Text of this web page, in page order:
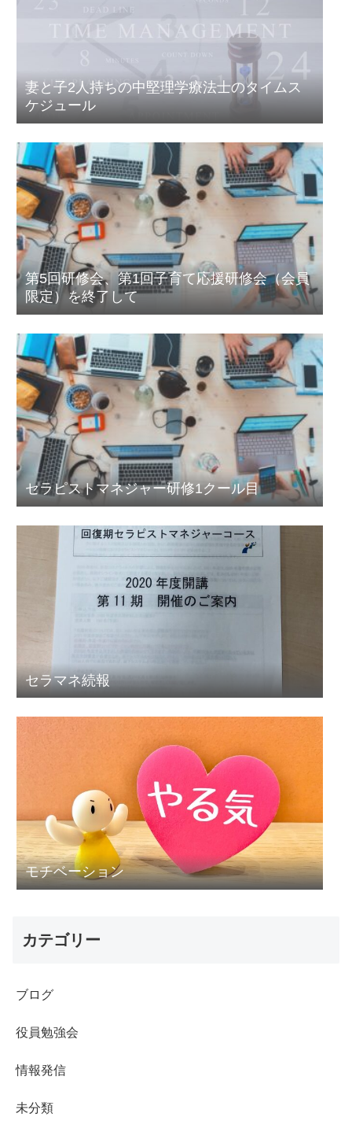
妻と子2人持ちの中堅理学療法士のタイムス
ケジュール
第5回研修会、第1回子育て応援研修会（会員
限定）を終了して
セラピストマネジャー研修1クール目
セラマネ続報
モチベーション
カテゴリー
ブログ
役員勉強会
情報発信
未分類